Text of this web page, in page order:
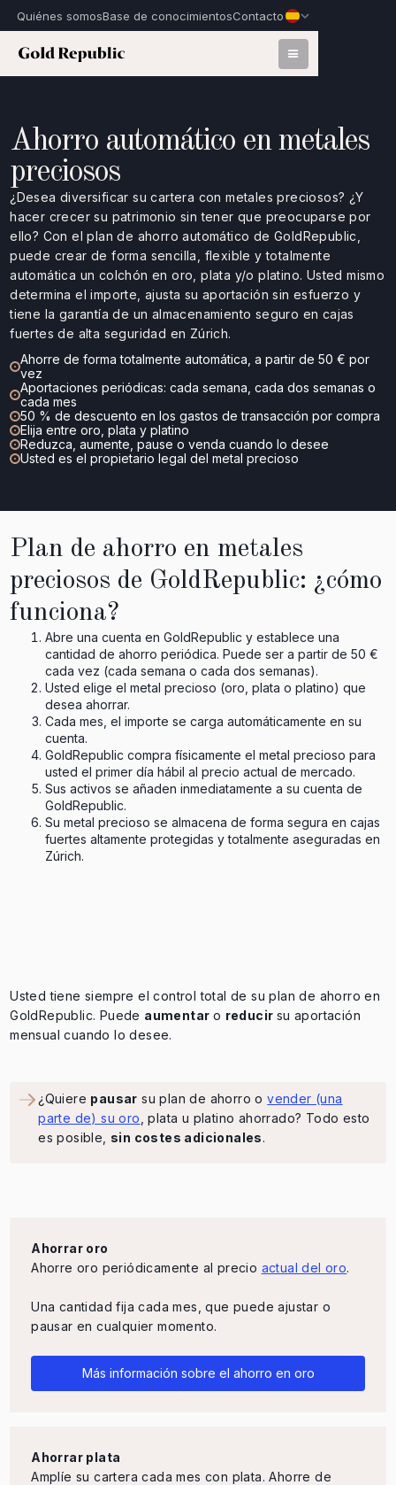
Quiénes somosBase de conocimientosContacto
Ahorro automático en metales
preciosos
¿Desea diversificar su cartera con metales preciosos? ¿Y
hacer crecer su patrimonio sin tener que preocuparse por
ello? Con el plan de ahorro automático de GoldRepublic,
puede crear de forma sencilla, flexible y totalmente
automática un colchón en oro, plata y/o platino. Usted mismo
determina el importe, ajusta su aportación sin esfuerzo y
tiene la garantía de un almacenamiento seguro en cajas
fuertes de alta seguridad en Zúrich.
Ahorre de forma totalmente automática, a partir de 50 € por
vez
Aportaciones periódicas: cada semana, cada dos semanas o
cada mes
50 % de descuento en los gastos de transacción por compra
Elija entre oro, plata y platino
Reduzca, aumente, pause o venda cuando lo desee
Usted es el propietario legal del metal precioso
Usted tiene siempre el control total de su plan de ahorro en
GoldRepublic. Puede aumentar o reducir su aportación
mensual cuando lo desee.
¿Quiere pausar su plan de ahorro ovender (una
parte de) su oro , plata u platino ahorrado? Todo esto
es posible, sin costes adicionales.
Plan de ahorro en metales
preciosos de GoldRepublic: ¿cómo
funciona?
Abre una cuenta en GoldRepublic y establece una
cantidad de ahorro periódica. Puede ser a partir de 50 €
cada vez (cada semana o cada dos semanas).
Usted elige el metal precioso (oro, plata o platino) que
desea ahorrar.
Cada mes, el importe se carga automáticamente en su
cuenta.
GoldRepublic compra físicamente el metal precioso para
usted el primer día hábil al precio actual de mercado.
Sus activos se añaden inmediatamente a su cuenta de
GoldRepublic.
Su metal precioso se almacena de forma segura en cajas
fuertes altamente protegidas y totalmente aseguradas en
Zúrich.
Ahorrar oro
Ahorre oro periódicamente al precio actual del oro.
Una cantidad fija cada mes, que puede ajustar o
pausar en cualquier momento.
Más información sobre el ahorro en oro
Ahorrar plata
Amplíe su cartera cada mes con plata. Ahorre de